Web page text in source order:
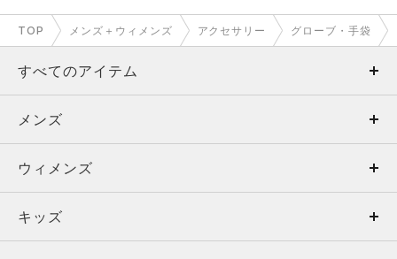
TOP メンズ＋ウィメンズ アクセサリー グローブ・手袋
すべてのアイテム
メンズ
ウィメンズ
キッズ
メンズ
トップス
ボトムス
ウィメンズ
トップス
キッズ